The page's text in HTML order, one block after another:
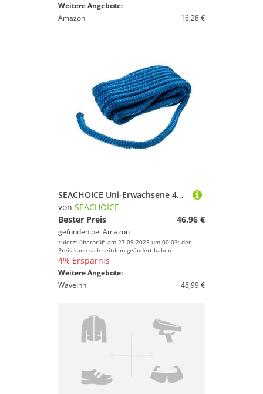
Weitere Angebote:
Amazon
16,28 €
SEACHOICE Uni-Erwachsene 40411 Bootsfender, blau, 1/2" X 20'
von SEACHOICE
Bester Preis
46,96 €
gefunden bei Amazon
zuletzt überprüft am 27.09.2025 um 00:03; der
Preis kann sich seitdem geändert haben.
4% Ersparnis
Weitere Angebote:
WaveInn
48,99 €